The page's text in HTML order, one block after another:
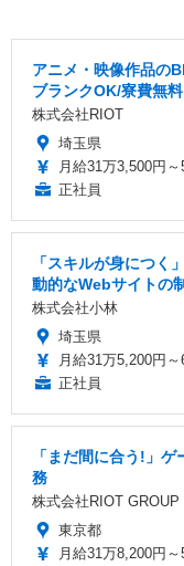
アニメ・映像作品の
ブランクOK/寮費無
株式会社RIOT
埼玉県
月給31万3,500円～
正社員
「スキルが身につく
動的なWebサイトの
株式会社小林
埼玉県
月給31万5,200円～
正社員
「まだ間に合う!」
務
株式会社RIOT GROUP
東京都
月給31万8,200円～